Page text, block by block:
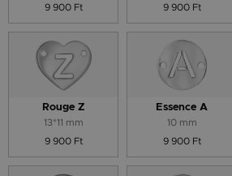
9 900 Ft
9 900 Ft
Rouge Z
13*11 mm
9 900 Ft
Essence A
10 mm
9 900 Ft